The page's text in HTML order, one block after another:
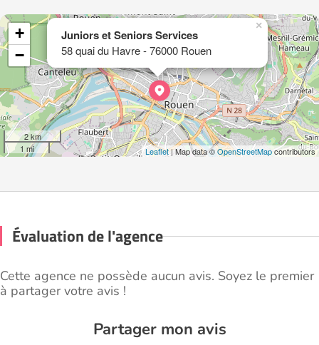
Juniors et Seniors Services
58 quai du Havre - 76000 Rouen
×
+
−
2 km
1 mi
Leaflet| Map data ©OpenStreetMapcontributors
Évaluation de l'agence
Cette agence ne possède aucun avis. Soyez le premier
à partager votre avis !
Partager mon avis